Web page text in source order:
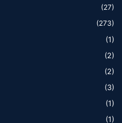
(27)
(273)
(1)
(2)
(2)
(3)
(1)
(1)